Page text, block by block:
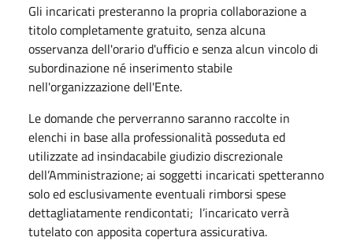
Gli incaricati presteranno la propria collaborazione a
titolo completamente gratuito, senza alcuna
osservanza dell'orario d'ufficio e senza alcun vincolo di
subordinazione né inserimento stabile
nell'organizzazione dell'Ente.
Le domande che perverranno saranno raccolte in
elenchi in base alla professionalità posseduta ed
utilizzate ad insindacabile giudizio discrezionale
dell’Amministrazione; ai soggetti incaricati spetteranno
solo ed esclusivamente eventuali rimborsi spese
dettagliatamente rendicontati; l’incaricato verrà
tutelato con apposita copertura assicurativa.